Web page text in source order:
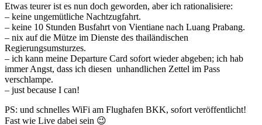
Etwas teurer ist es nun doch geworden, aber ich rationalisiere:
– keine ungemütliche Nachtzugfahrt.
– keine 10 Stunden Busfahrt von Vientiane nach Luang Prabang.
– nix auf die Mütze im Dienste des thailändischen
Regierungsumsturzes.
– ich kann meine Departure Card sofort wieder abgeben; ich hab
immer Angst, dass ich diesen unhandlichen Zettel im Pass
verschlampe.
– just because I can!
PS: und schnelles WiFi am Flughafen BKK, sofort veröffentlicht!
Fast wie Live dabei sein 😉